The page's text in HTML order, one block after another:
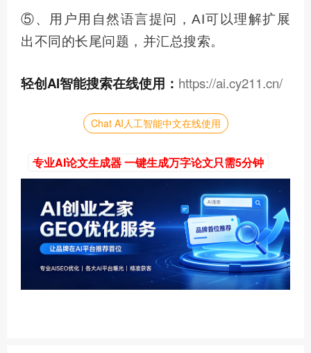
⑤、用户用自然语言提问，AI可以理解扩展
出不同的长尾问题，并汇总搜索。
轻创AI智能搜索在线使用： https://ai.cy211.cn/
Chat AI人工智能中文在线使用
专业AI论文生成器 一键生成万字论文只需5分钟